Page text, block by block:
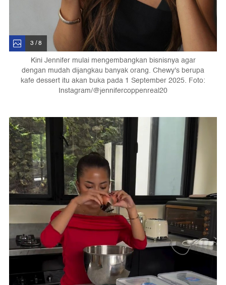
3 / 8
Kini Jennifer mulai mengembangkan bisnisnya agar
dengan mudah dijangkau banyak orang. Chewy's berupa
kafe dessert itu akan buka pada 1 September 2025. Foto:
Instagram/@jennifercoppenreal20